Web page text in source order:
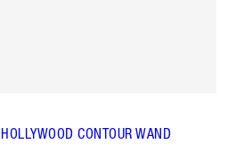
HOLLYWOOD CONTOUR WAND